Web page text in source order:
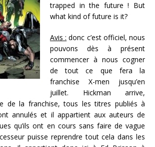
trapped in the future ! But
what kind of future is it?
Avis : donc c’est officiel, nous
pouvons dès à présent
commencer à nous cogner
de tout ce que fera la
franchise X-men jusqu’en
juillet. Hickman arrive,
de la franchise, tous les titres publiés à
annulés et il appartient aux auteurs de
qu’ils ont en cours sans faire de vague
puisse reprendre tout cela dans les